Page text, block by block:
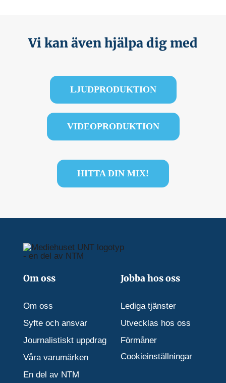
Vi kan även hjälpa dig med
LJUDPRODUKTION
VIDEOPRODUKTION
HITTA DIN MIX!
Om oss
Om oss
Syfte och ansvar
Journalistiskt uppdrag
Våra varumärken
En del av NTM
Jobba hos oss
Lediga tjänster
Utvecklas hos oss
Förmåner
Cookieinställningar